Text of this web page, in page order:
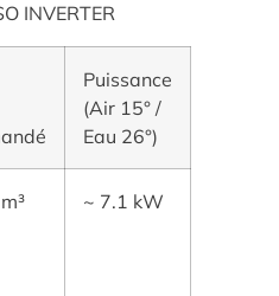
INVERTER
Puissance
(Air 15° /
Eau 26°)
~ 7.1 kW